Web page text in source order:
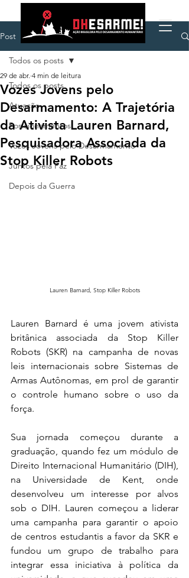
Post
Todos os posts
Atuação
Posicionamentos
Vozes Jovens pelo Desarmamento
Juntos pela Paz
Depois da Guerra
Todos os posts
Vozes Jovens pelo
Desarmamento: A Trajetória
da Ativista Lauren Barnard,
Pesquisadora Associada da
Stop Killer Robots
29 de abr. 4 min de leitura
Lauren Barnard, Stop Killer Robots
Lauren Barnard é uma jovem ativista
britânica associada da Stop Killer
Robots (SKR) na campanha de novas
leis internacionais sobre Sistemas de
Armas Autônomas, em prol de garantir
o controle humano sobre o uso da
força.
Sua jornada começou durante a
graduação, quando fez um módulo de
Direito Internacional Humanitário (DIH),
na Universidade de Kent, onde
desenvolveu um interesse por alvos
sob o DIH. Lauren começou a liderar
uma campanha para garantir o apoio
de centros estudantis a favor da SKR e
fundou um grupo de trabalho para
integrar essa iniciativa à política da